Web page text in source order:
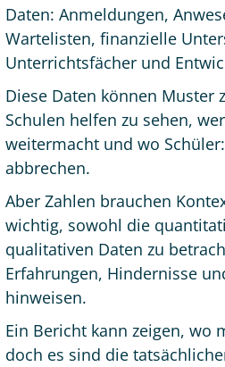
Daten: Anmeldungen,
Wartelisten, finanzielle
Unterrichtsfächer und
Diese Daten können Muster
Schulen helfen zu sehen,
weitermacht und wo
abbrechen.
Aber Zahlen brauchen
wichtig, sowohl die
qualitativen Daten zu
Erfahrungen, Hindernisse
hinweisen.
Ein Bericht kann zeigen, wo
doch es sind die